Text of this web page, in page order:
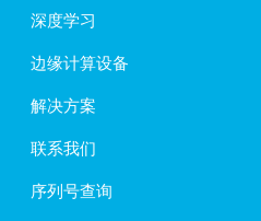
深度学习
边缘计算设备
解决方案
联系我们
序列号查询